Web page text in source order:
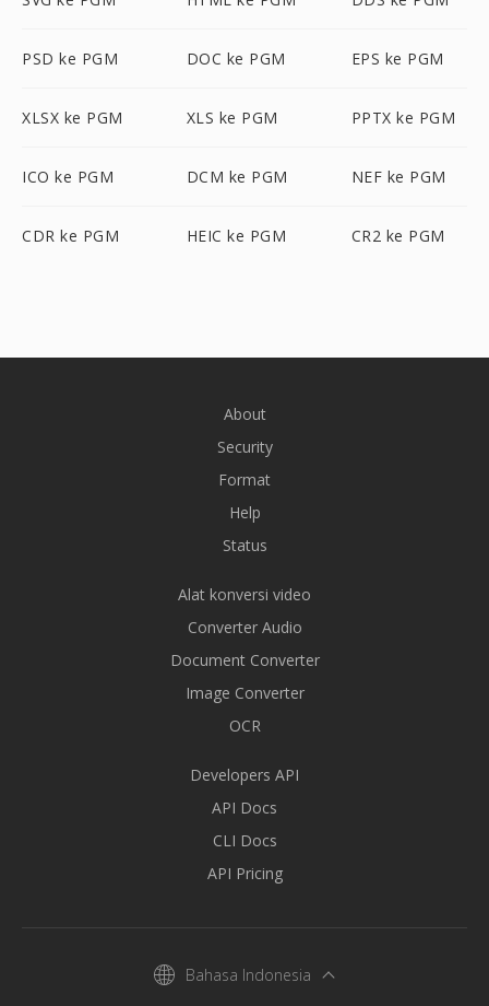
PSD ke PGM DOC ke PGM EPS ke PGM
XLSX ke PGM XLS ke PGM PPTX ke PGM
ICO ke PGM DCM ke PGM NEF ke PGM
CDR ke PGM HEIC ke PGM CR2 ke PGM
About
Security
Format
Help
Status
Alat konversi video
Converter Audio
Document Converter
Image Converter
OCR
Developers API
API Docs
CLI Docs
API Pricing
Bahasa Indonesia